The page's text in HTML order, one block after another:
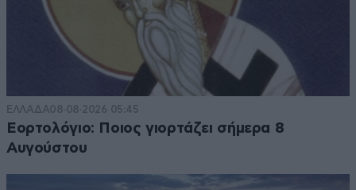
ΕΛΛΑΔΑ08·08·2026 05:45
Εορτολόγιο: Ποιος γιορτάζει σήμερα 8
Αυγούστου